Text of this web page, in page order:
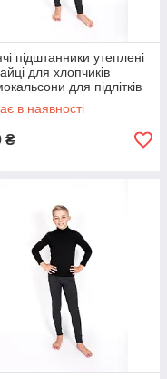
підштанники утеплені
для хлопчиків
для підлітків
років чорного кольору
в наявності
₴